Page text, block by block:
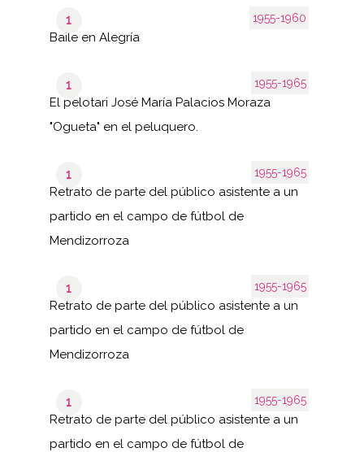
1955-1960
1
Baile en Alegría
1955-1965
1
El pelotari José María Palacios Moraza
"Ogueta" en el peluquero.
1955-1965
1
Retrato de parte del público asistente a un
partido en el campo de fútbol de
Mendizorroza
1955-1965
1
Retrato de parte del público asistente a un
partido en el campo de fútbol de
Mendizorroza
1955-1965
1
Retrato de parte del público asistente a un
partido en el campo de fútbol de